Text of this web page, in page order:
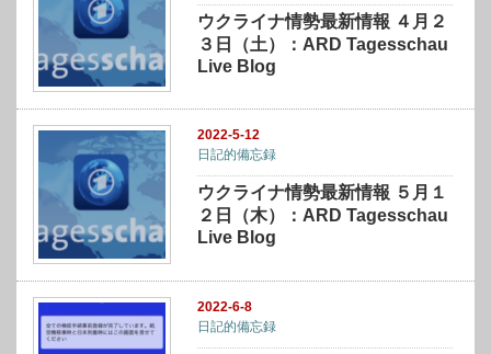
ウクライナ情勢最新情報 ４月２
３日（土）：ARD Tagesschau
Live Blog
2022-5-12
日記的備忘録
ウクライナ情勢最新情報 ５月１
２日（木）：ARD Tagesschau
Live Blog
2022-6-8
日記的備忘録